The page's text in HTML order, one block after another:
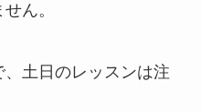
ん。
土日のレッスンは注